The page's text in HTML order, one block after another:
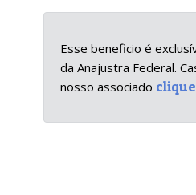
Esse beneficio é
da Anajustra Federal.
nosso associado